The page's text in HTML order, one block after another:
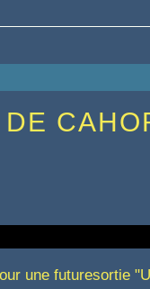
une futuresortie